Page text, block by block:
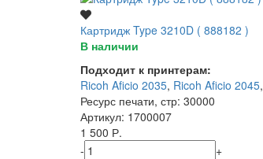
Картридж Type 3210D ( 888182 )
В наличии
Подходит к принтерам:
Ricoh Aficio 2035, Ricoh Aficio 2045,
Ресурс печати, стр: 30000
Артикул: 1700007
1 500 Р.
-
+